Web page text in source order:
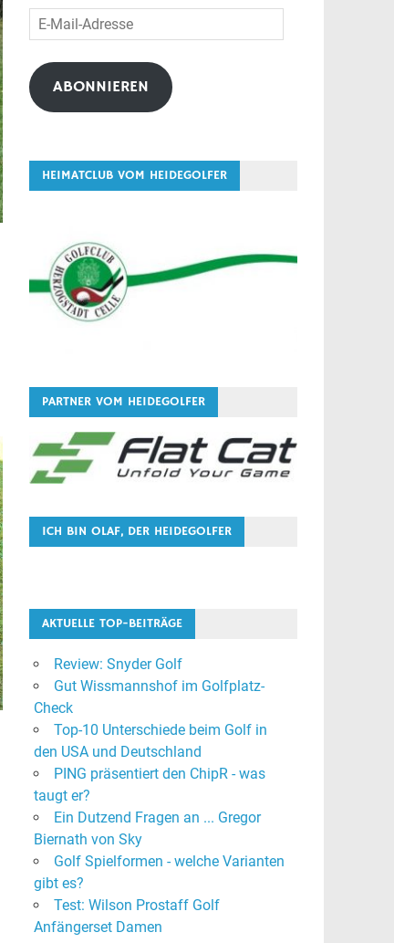
E-
Mail-
Adresse
ABONNIEREN
HEIMATCLUB VOM HEIDEGOLFER
PARTNER VOM HEIDEGOLFER
ICH BIN OLAF, DER HEIDEGOLFER
AKTUELLE TOP-BEITRÄGE
Review: Snyder Golf
Gut Wissmannshof im Golfplatz-
Check
Top-10 Unterschiede beim Golf in
den USA und Deutschland
PING präsentiert den ChipR - was
taugt er?
Ein Dutzend Fragen an ... Gregor
Biernath von Sky
Golf Spielformen - welche Varianten
gibt es?
Test: Wilson Prostaff Golf
Anfängerset Damen